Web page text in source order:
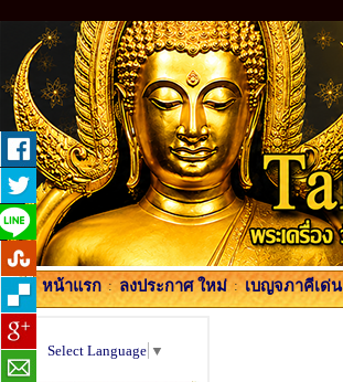
หน้าแรก : ลงประกาศ ใหม่ : เบญจภาคีเด่น
Select Language ▼